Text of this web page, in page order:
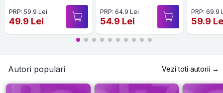
PRP: 59.9 Lei
49.9 Lei
PRP: 64.9 Lei
54.9 Lei
PRP: 69.9
59.9
Autori populari Vezi toti autorii →